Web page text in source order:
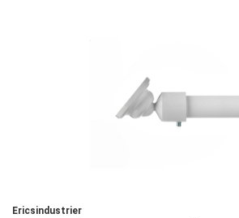
Ericsindustrier